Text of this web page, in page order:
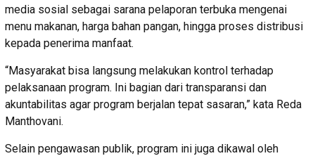
media sosial sebagai sarana pelaporan terbuka mengenai
menu makanan, harga bahan pangan, hingga proses distribusi
kepada penerima manfaat.
“Masyarakat bisa langsung melakukan kontrol terhadap
pelaksanaan program. Ini bagian dari transparansi dan
akuntabilitas agar program berjalan tepat sasaran,” kata Reda
Manthovani.
Selain pengawasan publik, program ini juga dikawal oleh